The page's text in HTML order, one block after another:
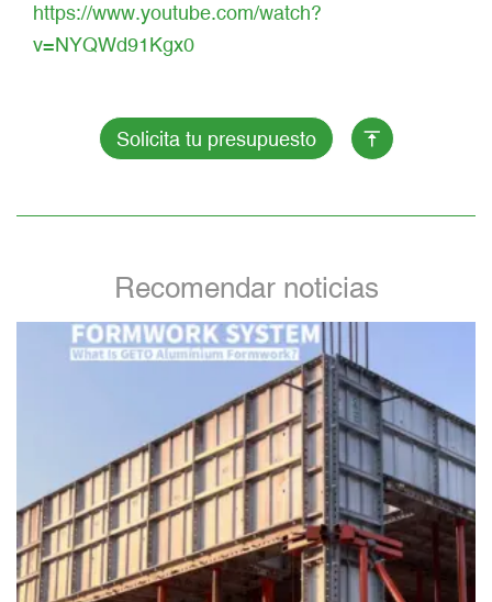
https://www.youtube.com/watch?
v=NYQWd91Kgx0
Solicita tu presupuesto
Recomendar noticias